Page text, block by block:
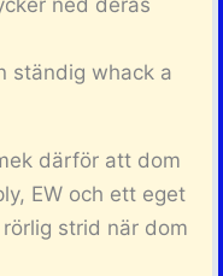
ned deras
ständig whack a
därför att dom
EW och ett eget
strid när dom